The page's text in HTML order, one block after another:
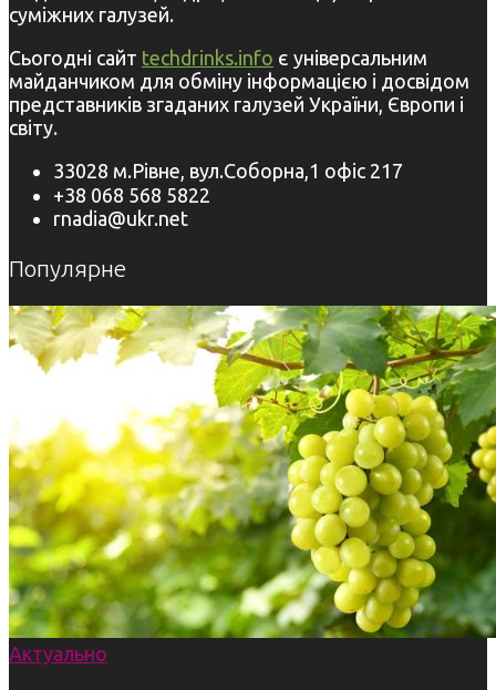
суміжних галузей.
Сьогодні сайт techdrinks.info є універсальним
майданчиком для обміну інформацією і досвідом
представників згаданих галузей України, Європи і
світу.
33028 м.Рівне, вул.Соборна,1 офіс 217
+38 068 568 5822
rnadia@ukr.net
Популярне
Актуально